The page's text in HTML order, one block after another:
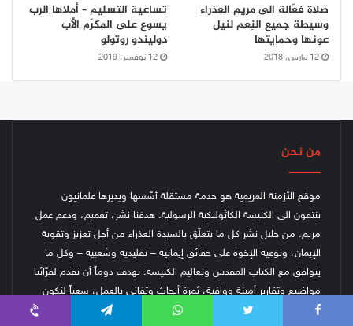
صلاة فعّالة الى مريم العذراء
وسيطة جميع النِعم لنيل
عونها وحمايتها
12 مارس، 2018
تساعية التسليم – أملاها الرب
يسوع على المكرّم الأب
دوليندو روتولو
12 نوفمبر، 2019
من نحن
موقع الأزمنة المريمية هو خدمة مستقلة أسّسها ويديرها علمانيون
ينتمون الى الكنيسة الكاثوليكية الرسولية. هدفنا نشر، تعميم، ودعم عمل
مريم. من خلال نشر كل ما يتعلّق بالسيدة العذراء من أجل تعزيز وتقوية
الإيمان، وتوعية الإخوة على حقائق إيمانية – تقليدية وشعبية – وكل ما
يتوافق مع الكتاب المقدس وتعاليم الكنيسة. نهدف دوماً أن نقدم لقرّائنا
مواضيع وتقارير أمينة ووافية، ثمرة أبحاث وتفاني بالعمل، سعياً لنكون
أحد المواقع الأكثر مصداقية وأمانة في عمل التبشير عبر الإنترنت.